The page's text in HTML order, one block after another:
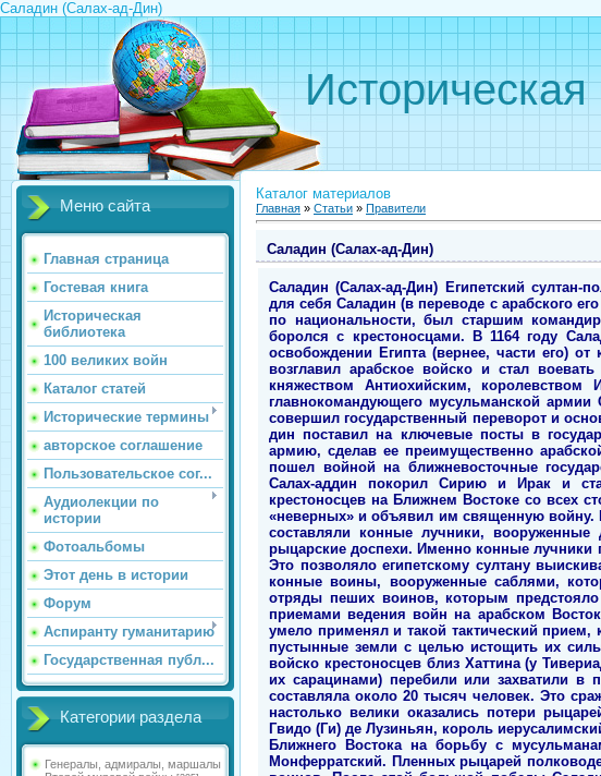
Саладин (Салах-ад-Дин)
Историческая
Меню сайта
Главная страница
Гостевая книга
Историческая
библиотека
100 великих войн
Каталог статей
Исторические термины
авторское соглашение
Пользовательское сог...
Аудиолекции по
истории
Фотоальбомы
Этот день в истории
Форум
Аспиранту гуманитарию
Государственная публ...
Категории раздела
Генералы, адмиралы, маршалы
Каталог материалов
Главная » Статьи » Правители
Саладин (Салах-ад-Дин)
Саладин (Салах-ад-Дин) Египетский
для себя Саладин (в переводе с арабского
по национальности, был старшим
боролся с крестоносцами. В 1164 году
освобождении Египта (вернее, части его)
возглавил арабское войско и стал
княжеством Антиохийским,
главнокомандующего мусульманской
совершил государственный переворот и
дин поставил на ключевые посты в
армию, сделав ее преимущественно
пошел войной на ближневосточные
Салах-аддин покорил Сирию и Ирак и
крестоносцев на Ближнем Востоке со всех
«неверных» и объявил им священную войну.
составляли конные лучники,
рыцарские доспехи. Именно конные лучники
Это позволяло египетскому султану
конные воины, вооруженные саблями,
отряды пеших воинов, которым предстояло
приемами ведения войн на арабском
умело применял и такой тактический
пустынные земли с целью истощить их
войско крестоносцев близ Хаттина (у
их сарацинами) перебили или захватили в
составляла около 20 тысяч человек. Это
настолько велики оказались потери
Гвидо (Ги) де Лузиньян, король
Ближнего Востока на борьбу с
Монферратский. Пленных рыцарей